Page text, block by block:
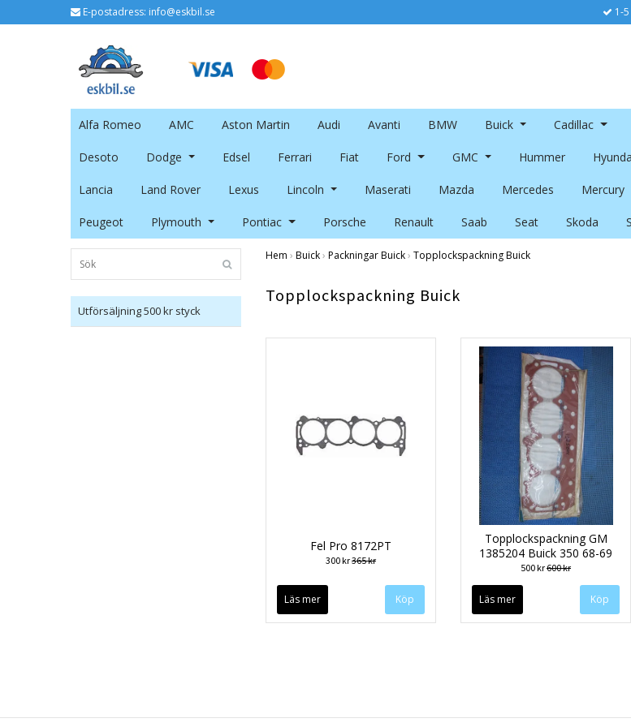
E-postadress: info@eskbil.se 1-
Alfa Romeo AMC Aston Martin Audi Avanti BMW Buick Cadillac
Desoto Dodge Edsel Ferrari Fiat Ford GMC Hummer
Lancia Land Rover Lexus Lincoln Maserati Mazda Mercedes Mercury
Peugeot Plymouth Pontiac Porsche Renault Saab Seat Skoda
Utförsäljning 500 kr styck
Hem › Buick› Packningar Buick› Topplockspackning Buick
Topplockspackning Buick
Fel Pro 8172PT
300 kr365 kr
Läs mer
Topplockspackning GM
1385204 Buick 350 68-69
500 kr600 kr
Läs mer